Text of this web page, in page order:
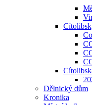
Dělnický dům
Kronika